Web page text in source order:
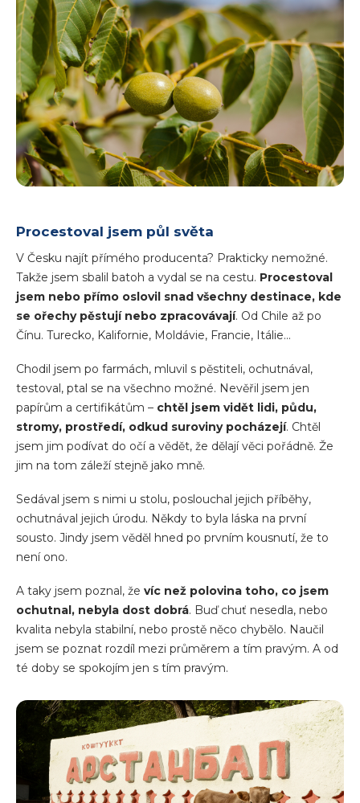
Procestoval jsem půl světa
V Česku najít přímého producenta? Prakticky nemožné.
Takže jsem sbalil batoh a vydal se na cestu. Procestoval
jsem nebo přímo oslovil snad všechny destinace, kde
se ořechy pěstují nebo zpracovávají. Od Chile až po
Čínu. Turecko, Kalifornie, Moldávie, Francie, Itálie...
Chodil jsem po farmách, mluvil s pěstiteli, ochutnával,
testoval, ptal se na všechno možné. Nevěřil jsem jen
papírům a certifikátům – chtěl jsem vidět lidi, půdu,
stromy, prostředí, odkud suroviny pocházejí. Chtěl
jsem jim podívat do očí a vědět, že dělají věci pořádně. Že
jim na tom záleží stejně jako mně.
Sedával jsem s nimi u stolu, poslouchal jejich příběhy,
ochutnával jejich úrodu. Někdy to byla láska na první
sousto. Jindy jsem věděl hned po prvním kousnutí, že to
není ono.
A taky jsem poznal, že víc než polovina toho, co jsem
ochutnal, nebyla dost dobrá. Buď chuť nesedla, nebo
kvalita nebyla stabilní, nebo prostě něco chybělo. Naučil
jsem se poznat rozdíl mezi průměrem a tím pravým. A od
té doby se spokojím jen s tím pravým.